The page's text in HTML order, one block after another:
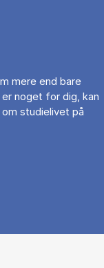
mere end bare
noget for dig, kan
studielivet på